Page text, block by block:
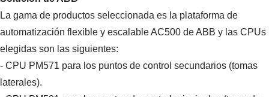
La gama de productos seleccionada es la plataforma de
automatización flexible y escalable AC500 de ABB y las CPUs
elegidas son las siguientes:
- CPU PM571 para los puntos de control secundarios (tomas
laterales).